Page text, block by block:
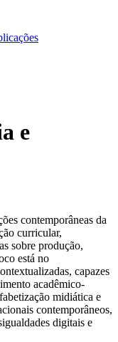
e
contemporâneas da
curricular,
sobre produção,
está no
capazes
acadêmico-
midiática e
contemporâneos,
digitais e